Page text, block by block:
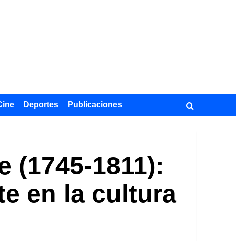
Deportes Publicaciones
(1745-1811):
en la cultura